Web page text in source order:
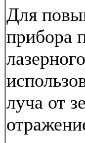
Для
прибора
луча от